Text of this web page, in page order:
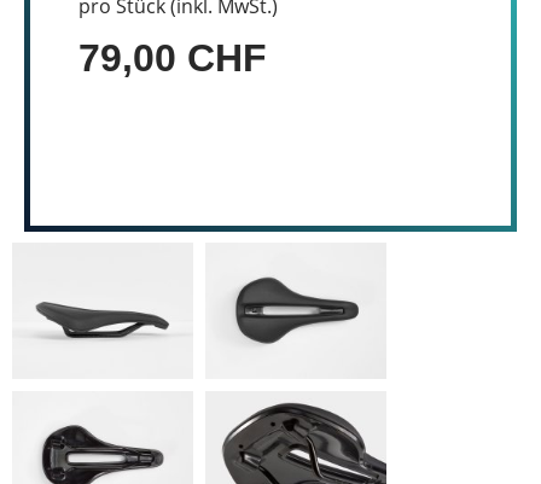
pro Stück (inkl. MwSt.)
79,00 CHF